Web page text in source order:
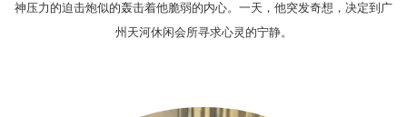
神压力的迫击炮似的轰击着他脆弱的内心。一天，他突发奇想，决定到广
州天河休闲会所寻求心灵的宁静。